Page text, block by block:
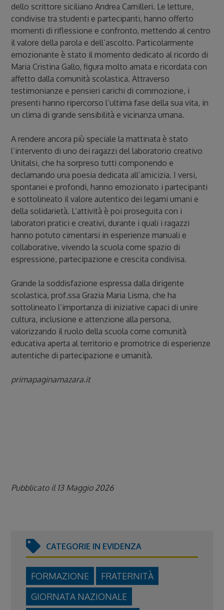
dello scrittore siciliano Andrea Camilleri. Le letture,
condivise tra studenti e partecipanti, hanno offerto
momenti di riflessione e confronto, mettendo al centro
il valore della parola e dell’ascolto. Particolarmente
emozionante è stato il momento dedicato al ricordo di
Maria Cristina Gallo, figura molto amata e ricordata con
affetto dalla comunità scolastica. Attraverso
testimonianze e pensieri carichi di commozione, i
presenti hanno ripercorso l’ultima fase della sua vita, in
un clima di grande sensibilità e vicinanza umana.
A rendere ancora più speciale la mattinata è stato
l’intervento di uno dei ragazzi del laboratorio creativo
Unitalsi, che ha sorpreso tutti componendo e
declamando una poesia dedicata all’amicizia. I versi,
spontanei e profondi, hanno emozionato i partecipanti
e sottolineato il valore autentico dei legami umani e
della solidarietà. L’attività è poi proseguita con i
laboratori pratici e creativi, durante i quali i ragazzi
hanno potuto cimentarsi in esperienze manuali e
collaborative, vivendo la scuola come spazio di
espressione, partecipazione e crescita condivisa.
Grande la soddisfazione espressa dalla dirigente
scolastica, prof.ssa Grazia Maria Lisma, che ha
sottolineato l’importanza di iniziative capaci di unire
cultura, inclusione e attenzione alla persona,
valorizzando il ruolo della scuola come comunità
educativa aperta al territorio e promotrice di esperienze
autentiche di partecipazione e umanità.
primapaginamazara.it
Pubblicato il 13 Maggio 2026
CATEGORIE IN EVIDENZA
FORMAZIONE
FRATERNITÀ
GIORNATA NAZIONALE